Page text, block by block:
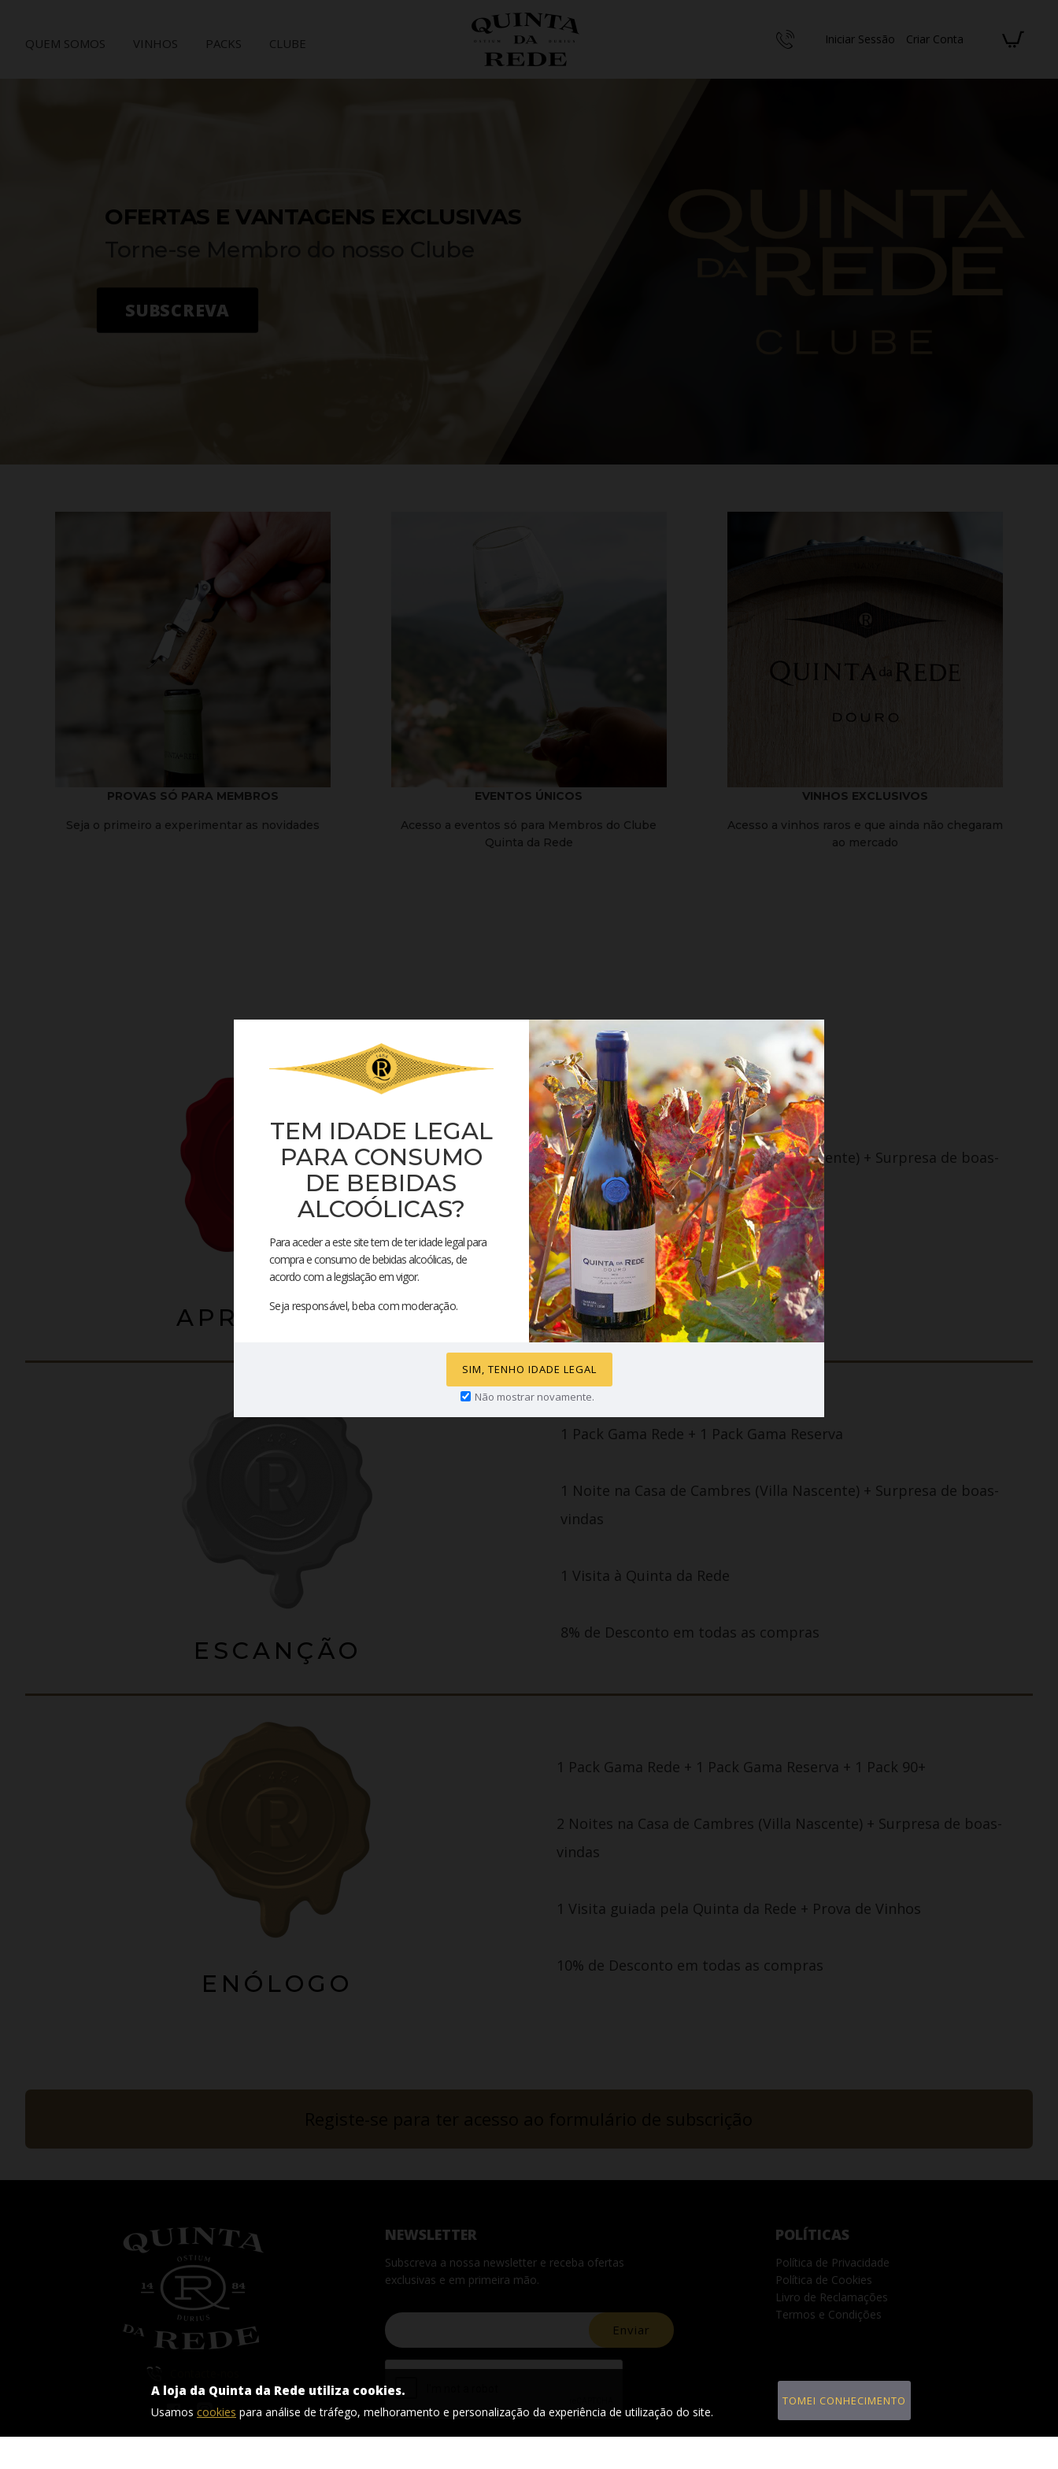
TEM IDADE LEGAL
PARA CONSUMO
DE BEBIDAS
ALCOÓLICAS?
Para aceder a este site tem de ter idade legal para
compra e consumo de bebidas alcoólicas, de
acordo com a legislação em vigor.
Seja responsável, beba com moderação.
SIM, TENHO IDADE LEGAL
Não mostrar novamente.
QUEM SOMOS VINHOS PACKS CLUBE Iniciar Sessão Criar Conta
OFERTAS E VANTAGENS EXCLUSIVAS
SUBSCREVA
PROVAS SÓ PARA MEMBROS
Seja o primeiro a experimentar as novidades
EVENTOS ÚNICOS
Acesso a eventos só para Membros do Clube
Quinta da Rede
VINHOS EXCLUSIVOS
Acesso a vinhos raros e que ainda não chegaram
ao mercado
APRECIADOR
1 Pack Gama Rede
1 Noite na Casa de Cambres (Villa Nascente) + Surpresa de boas-
vindas
5% de Desconto em todas as compras
ESCANÇÃO
1 Pack Gama Rede + 1 Pack Gama Reserva
1 Noite na Casa de Cambres (Villa Nascente) + Surpresa de boas-
vindas
1 Visita à Quinta da Rede
8% de Desconto em todas as compras
ENÓLOGO
1 Pack Gama Rede + 1 Pack Gama Reserva + 1 Pack 90+
2 Noites na Casa de Cambres (Villa Nascente) + Surpresa de boas-
vindas
1 Visita guiada pela Quinta da Rede + Prova de Vinhos
10% de Desconto em todas as compras
NEWSLETTER
Subscreva a nossa newsletter e receba ofertas
exclusivas e em primeira mão.
Enviar
POLÍTICAS
Política de Privacidade
Política de Cookies
Livro de Reclamações
Termos e Condições
TOMEI CONHECIMENTO
A loja da Quinta da Rede utiliza cookies.
Usamos cookies para análise de tráfego, melhoramento e personalização da experiência de utilização do site.